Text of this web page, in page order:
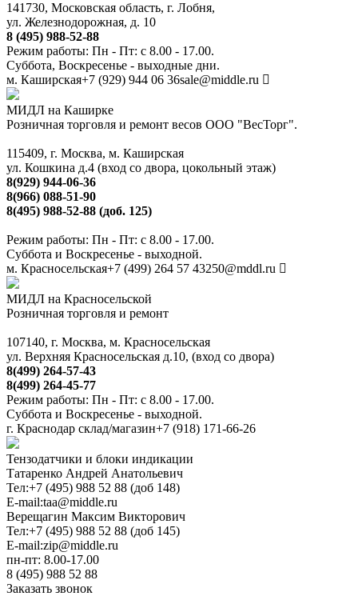
141730, Московская область, г. Лобня,
ул. Железнодорожная, д. 10
8 (495) 988-52-88
Режим работы: Пн - Пт: с 8.00 - 17.00.
Суббота, Воскресенье - выходные дни.
м. Каширская+7 (929) 944 06 36sale@middle.ru
МИДЛ на Каширке
Розничная торговля и ремонт весов ООО "ВесТорг".
115409, г. Москва, м. Каширская
ул. Кошкина д.4 (вход со двора, цокольный этаж)
8(929) 944-06-36
8(966) 088-51-90
8(495) 988-52-88 (доб. 125)
Режим работы: Пн - Пт: с 8.00 - 17.00.
Суббота и Воскресенье - выходной.
м. Красносельская+7 (499) 264 57 43250@mddl.ru
МИДЛ на Красносельской
Розничная торговля и ремонт
107140, г. Москва, м. Красносельская
ул. Верхняя Красносельская д.10, (вход со двора)
8(499) 264-57-43
8(499) 264-45-77
Режим работы: Пн - Пт: с 8.00 - 17.00.
Суббота и Воскресенье - выходной.
г. Краснодар склад/магазин+7 (918) 171-66-26
Тензодатчики и блоки индикации
Татаренко Андрей Анатольевич
Тел:+7 (495) 988 52 88 (доб 148)
E-mail:taa@middle.ru
Верещагин Максим Викторович
Тел:+7 (495) 988 52 88 (доб 145)
E-mail:zip@middle.ru
пн-пт: 8.00-17.00
8 (495) 988 52 88
Заказать звонок